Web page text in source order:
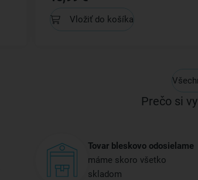
Vložiť do košíka
Prečo si
Tovar bleskovo odosielame
máme skoro všetko
skladom